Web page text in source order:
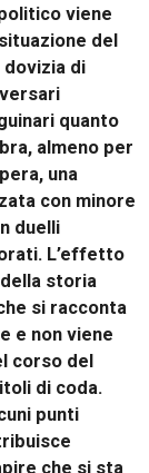
viene
del
di
quanto
almeno per
una
con minore
duelli
L’effetto
storia
si racconta
e non viene
corso del
di coda.
punti
che si sta